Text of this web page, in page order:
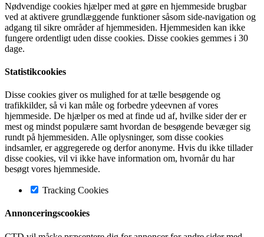
Nødvendige cookies hjælper med at gøre en hjemmeside brugbar
ved at aktivere grundlæggende funktioner såsom side-navigation og
adgang til sikre områder af hjemmesiden. Hjemmesiden kan ikke
fungere ordentligt uden disse cookies. Disse cookies gemmes i 30
dage.
Statistikcookies
Disse cookies giver os mulighed for at tælle besøgende og
trafikkilder, så vi kan måle og forbedre ydeevnen af vores
hjemmeside. De hjælper os med at finde ud af, hvilke sider der er
mest og mindst populære samt hvordan de besøgende bevæger sig
rundt på hjemmesiden. Alle oplysninger, som disse cookies
indsamler, er aggregerede og derfor anonyme. Hvis du ikke tillader
disse cookies, vil vi ikke have information om, hvornår du har
besøgt vores hjemmeside.
Tracking Cookies
Annonceringscookies